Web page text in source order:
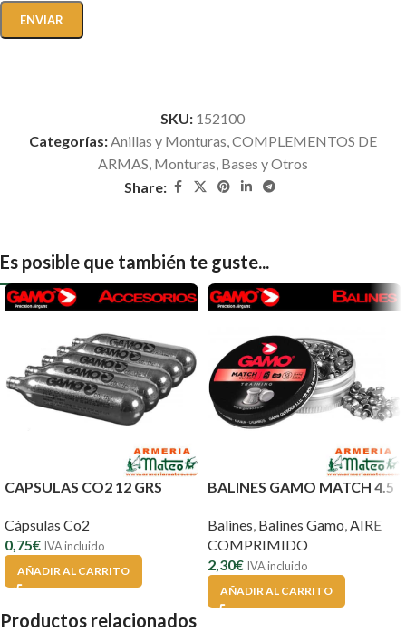
SKU: 152100
Categorías: Anillas y Monturas COMPLEMENTOS DE
ARMAS Monturas, Bases y Otros
Share:
Es posible que también te guste...
CAPSULAS CO2 12 GRS
Cápsulas Co2
0,75€ IVA incluido
AÑADIR AL CARRITO
BALINES GAMO MATCH 4.5
Balines Balines Gamo AIRE
COMPRIMIDO
2,30€ IVA incluido
AÑADIR AL CARRITO
Productos relacionados